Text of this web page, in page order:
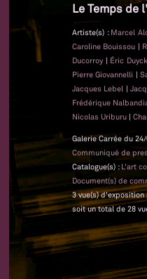
Le Temps de
Artiste(s) : Marcel
Caroline Bouissou |
Ducorroy | Éric
Pierre Giovannelli |
Jacques Lebel |
Frédérique
Nicolas Uriburu |
Galerie Carrée du
Communiqué de
Catalogue(s) : L'art
Document(s) de
3 vue(s)
soit un total de 28